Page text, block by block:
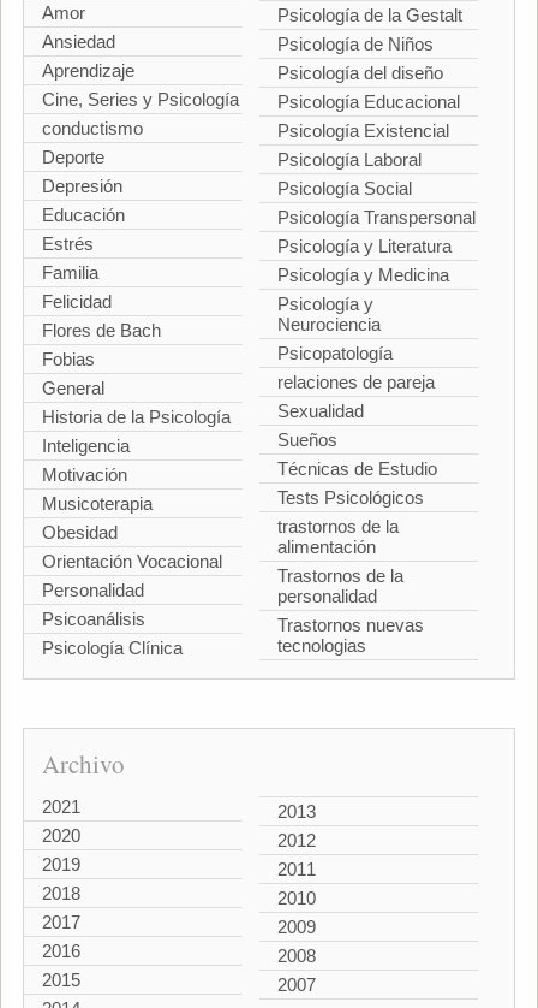
Amor
Ansiedad
Aprendizaje
Cine, Series y Psicología
conductismo
Deporte
Depresión
Educación
Estrés
Familia
Felicidad
Flores de Bach
Fobias
General
Historia de la Psicología
Inteligencia
Motivación
Musicoterapia
Obesidad
Orientación Vocacional
Personalidad
Psicoanálisis
Psicología Clínica
Psicología de la Gestalt
Psicología de Niños
Psicología del diseño
Psicología Educacional
Psicología Existencial
Psicología Laboral
Psicología Social
Psicología Transpersonal
Psicología y Literatura
Psicología y Medicina
Psicología y
Neurociencia
Psicopatología
relaciones de pareja
Sexualidad
Sueños
Técnicas de Estudio
Tests Psicológicos
trastornos de la
alimentación
Trastornos de la
personalidad
Trastornos nuevas
tecnologias
Archivo
2021
2020
2019
2018
2017
2016
2015
2013
2012
2011
2010
2009
2008
2007